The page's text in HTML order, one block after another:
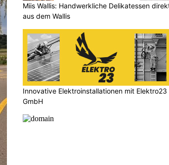
Miis Wallis: Handwerkliche Delikatessen
aus dem Wallis
Innovative Elektroinstallationen mit Elektro23
GmbH